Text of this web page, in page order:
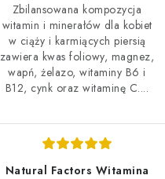
Zbilansowana kompozycja
witamin i minerałów dla kobiet
w ciąży i karmiących piersią
zawiera kwas foliowy, magnez,
wapń, żelazo, witaminy B6 i
B12, cynk oraz witaminę C....
Natural Factors Witamina